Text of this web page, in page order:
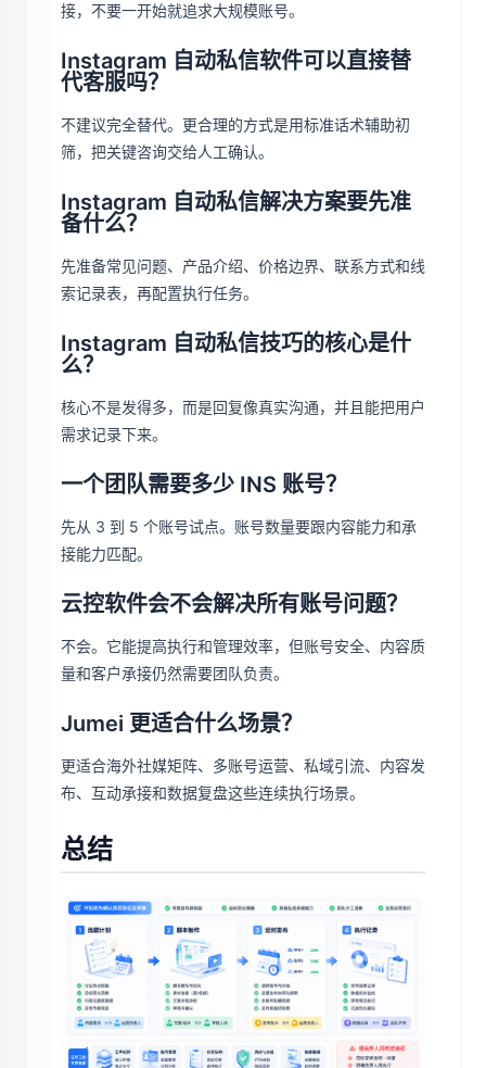
接，不要一开始就追求大规模账号。
Instagram 自动私信软件可以直接替
代客服吗？
不建议完全替代。更合理的方式是用标准话术辅助初
筛，把关键咨询交给人工确认。
Instagram 自动私信解决方案要先准
备什么？
先准备常见问题、产品介绍、价格边界、联系方式和线
索记录表，再配置执行任务。
Instagram 自动私信技巧的核心是什
么？
核心不是发得多，而是回复像真实沟通，并且能把用户
需求记录下来。
一个团队需要多少 INS 账号？
先从 3 到 5 个账号试点。账号数量要跟内容能力和承
接能力匹配。
云控软件会不会解决所有账号问题？
不会。它能提高执行和管理效率，但账号安全、内容质
量和客户承接仍然需要团队负责。
Jumei 更适合什么场景？
更适合海外社媒矩阵、多账号运营、私域引流、内容发
布、互动承接和数据复盘这些连续执行场景。
总结